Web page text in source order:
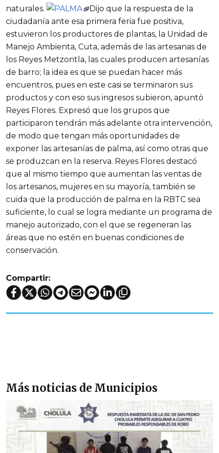
naturales.
Dijo que la respuesta de la
ciudadanía ante esa primera feria fue positiva,
estuvieron los productores de plantas, la Unidad de
Manejo Ambienta, Cuta, además de las artesanas de
los Reyes Metzontla, las cuales producen artesanías
de barro; la idea es que se puedan hacer más
encuentros, pues en este casi se terminaron sus
productos y con eso sus ingresos subieron, apuntó
Reyes Flores. Expresó que los grupos que
participaron tendrán más adelante otra intervención,
de modo que tengan más oportunidades de
exponer las artesanías de palma, así como otras que
se produzcan en la reserva. Reyes Flores destacó
que al mismo tiempo que aumentan las ventas de
los artesanos, mujeres en su mayoría, también se
cuida que la producción de palma en la RBTC sea
suficiente, lo cual se logra mediante un programa de
manejo autorizado, con el que se regeneran las
áreas que no estén en buenas condiciones de
conservación.
Compartir:
Más noticias de Municipios